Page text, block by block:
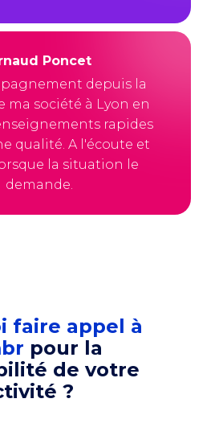
Poncet
depuis la
ma société à Lyon en
rapides
qualité. A l'écoute et
la situation le
demande.
faire appel à
pour la
de votre
?